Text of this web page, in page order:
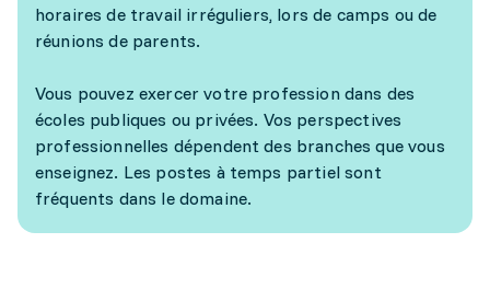
horaires de travail irréguliers, lors de camps ou de
réunions de parents.
Vous pouvez exercer votre profession dans des
écoles publiques ou privées. Vos perspectives
professionnelles dépendent des branches que vous
enseignez. Les postes à temps partiel sont
fréquents dans le domaine.